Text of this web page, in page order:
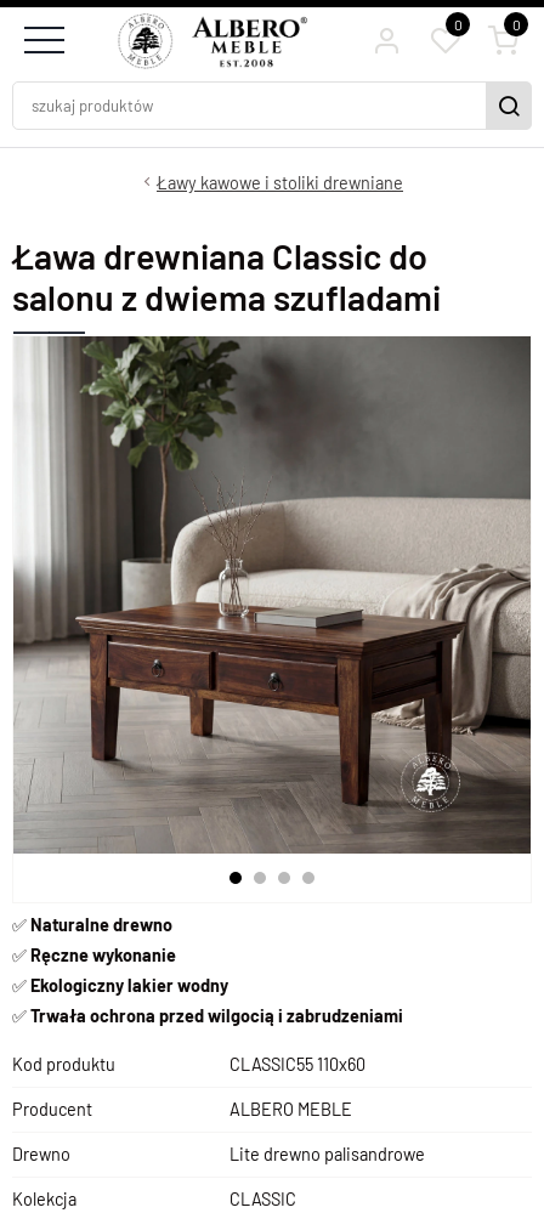
0 0
Ławy kawowe i stoliki drewniane
Ława drewniana Classic do
salonu z dwiema szufladami
✅Naturalne drewno
✅Ręczne wykonanie
✅Ekologiczny lakier wodny
✅Trwała ochrona przed wilgocią i zabrudzeniami
Kod produktu CLASSIC55 110x60
Producent ALBERO MEBLE
Drewno Lite drewno palisandrowe
Kolekcja CLASSIC